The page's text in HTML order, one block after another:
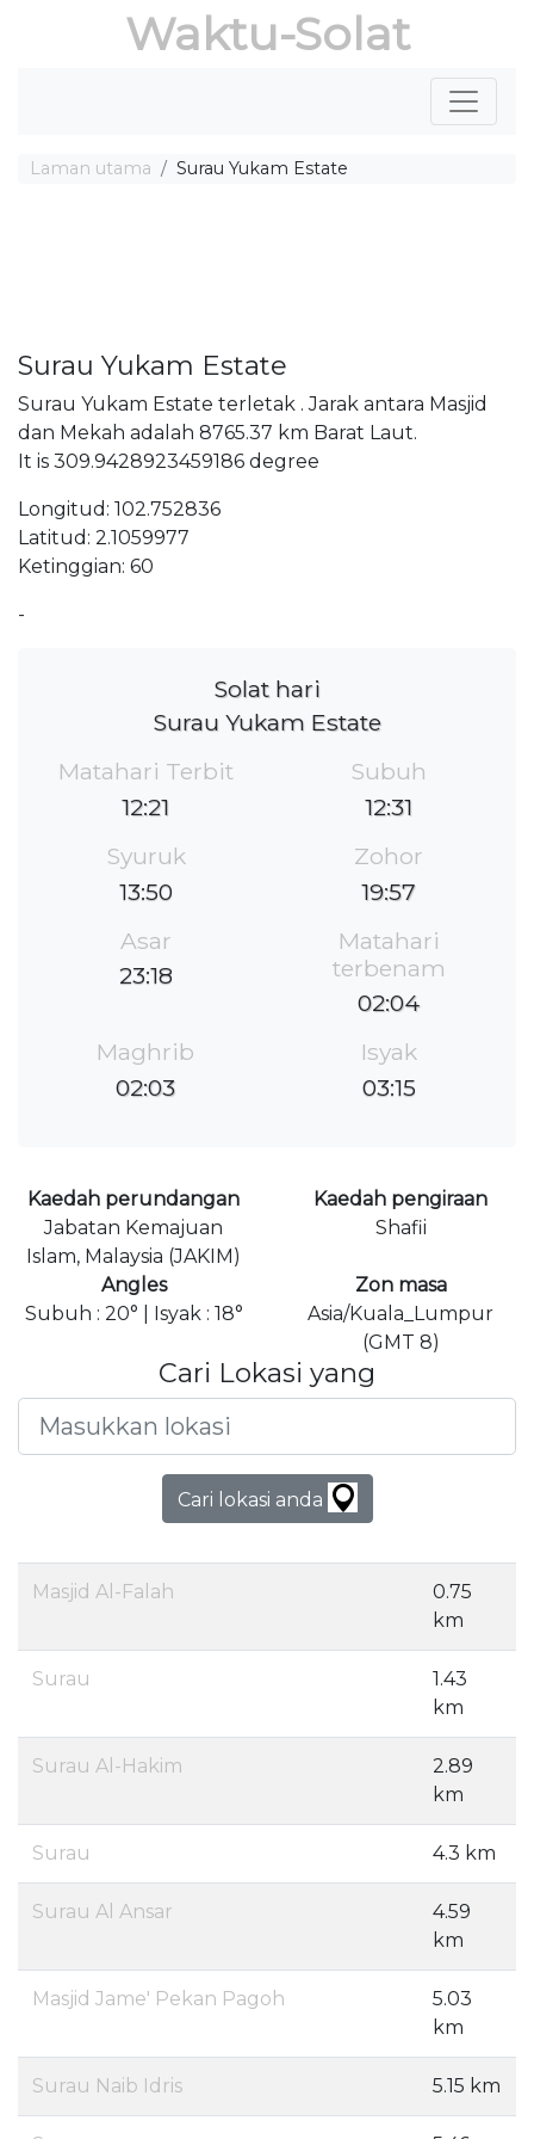
Waktu-Solat
Laman utama Surau Yukam Estate
Surau Yukam Estate
Surau Yukam Estate terletak . Jarak antara Masjid
dan Mekah adalah 8765.37 km Barat Laut.
It is 309.9428923459186 degree
Longitud: 102.752836
Latitud: 2.1059977
Ketinggian: 60
-
Solat hari
Surau Yukam Estate
Matahari Terbit
12:21
Subuh
12:31
Syuruk
13:50
Zohor
19:57
Asar
23:18
Matahari
terbenam
02:04
Maghrib
02:03
Isyak
03:15
Kaedah perundangan
Jabatan Kemajuan
Islam, Malaysia (JAKIM)
Kaedah pengiraan
Shafii
Angles
Subuh : 20° | Isyak : 18°
Zon masa
Asia/Kuala_Lumpur
(GMT 8)
Cari Lokasi yang
Cari lokasi anda
Masjid Al-Falah
0.75
km
Surau
1.43
km
Surau Al-Hakim
2.89
km
Surau 4.3 km
Surau Al Ansar
4.59
km
Masjid Jame' Pekan Pagoh
5.03
km
Surau Naib Idris 5.15 km